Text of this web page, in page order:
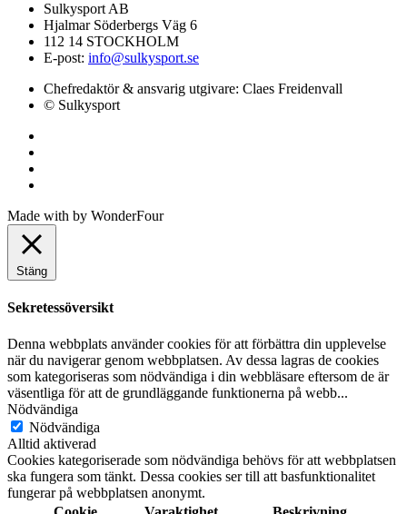
Sulkysport AB
Hjalmar Söderbergs Väg 6
112 14 STOCKHOLM
E-post: info@sulkysport.se
Chefredaktör & ansvarig utgivare: Claes Freidenvall
© Sulkysport
Made with by WonderFour
Stäng
Sekretessöversikt
Denna webbplats använder cookies för att förbättra din upplevelse
när du navigerar genom webbplatsen. Av dessa lagras de cookies
som kategoriseras som nödvändiga i din webbläsare eftersom de är
väsentliga för att de grundläggande funktionerna på webb...
Nödvändiga
Nödvändiga
Alltid aktiverad
Cookies kategoriserade som nödvändiga behövs för att webbplatsen
ska fungera som tänkt. Dessa cookies ser till att basfunktionalitet
fungerar på webbplatsen anonymt.